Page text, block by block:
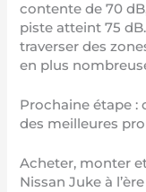
contente de 70
piste atteint 75
traverser des
en plus
Prochaine étape
des meilleures
Acheter, monter
Nissan Juke à